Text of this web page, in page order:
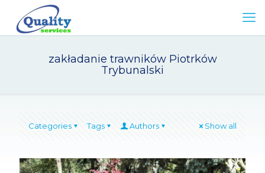
zakładanie trawników Piotrków
Trybunalski
Categories Tags Authors Show all